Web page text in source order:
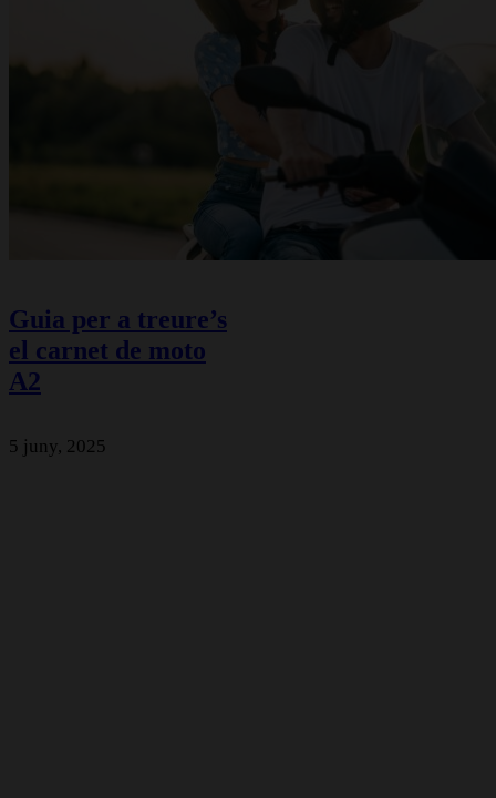
Guia per a treure’s
el carnet de moto
A2
5 juny, 2025